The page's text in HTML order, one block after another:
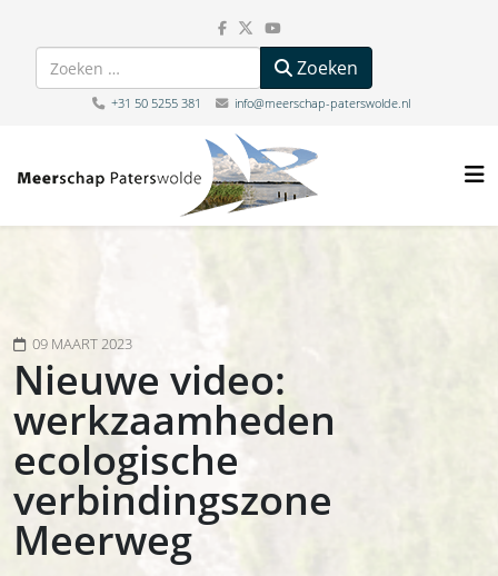
Zoeken Zoeken
+31 50 5255 381 info@meerschap-paterswolde.nl
09 MAART 2023
Nieuwe video:
werkzaamheden
ecologische
verbindingszone
Meerweg